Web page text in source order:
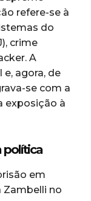
refere-se à
do
crime
A
agora, de
se com a
exposição à
política
em
Zambelli no